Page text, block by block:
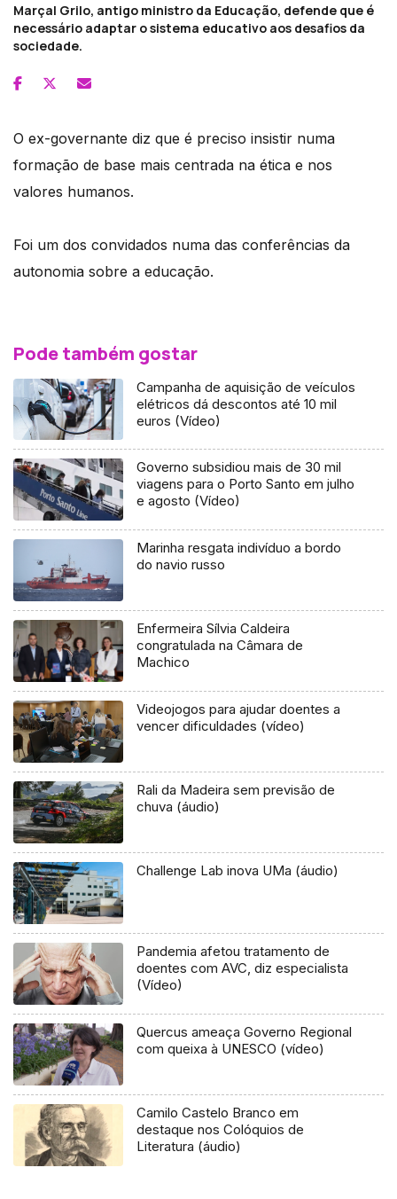
Marçal Grilo, antigo ministro da Educação, defende que é
necessário adaptar o sistema educativo aos desafios da
sociedade.
O ex-governante diz que é preciso insistir numa
formação de base mais centrada na ética e nos
valores humanos.
Foi um dos convidados numa das conferências da
autonomia sobre a educação.
Pode também gostar
Campanha de aquisição de veículos
elétricos dá descontos até 10 mil
euros (Vídeo)
Governo subsidiou mais de 30 mil
viagens para o Porto Santo em julho
e agosto (Vídeo)
Marinha resgata indivíduo a bordo
do navio russo
Enfermeira Sílvia Caldeira
congratulada na Câmara de
Machico
Videojogos para ajudar doentes a
vencer dificuldades (vídeo)
Rali da Madeira sem previsão de
chuva (áudio)
Challenge Lab inova UMa (áudio)
Pandemia afetou tratamento de
doentes com AVC, diz especialista
(Vídeo)
Quercus ameaça Governo Regional
com queixa à UNESCO (vídeo)
Camilo Castelo Branco em
destaque nos Colóquios de
Literatura (áudio)